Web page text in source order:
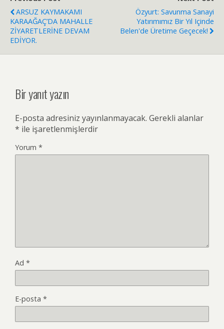
ARSUZ KAYMAKAMI
KARAAĞAÇ’DA MAHALLE
ZİYARETLERİNE DEVAM
EDİYOR.
Özyurt: Savunma Sanayi
Yatırımımız Bir Yıl Içinde
Belen'de Üretime Geçecek!
Bir yanıt yazın
E-posta adresiniz yayınlanmayacak. Gerekli alanlar
* ile işaretlenmişlerdir
Yorum *
Ad *
E-posta *